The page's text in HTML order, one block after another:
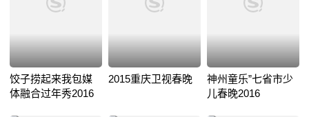
饺子捞起来我包媒
体融合过年秀2016
2015重庆卫视春晚
神州童乐”七省市少
儿春晚2016